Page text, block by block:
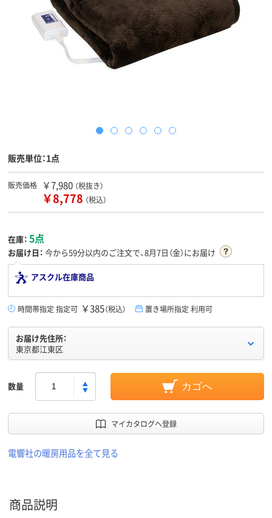
販売単位：1点
販売価格 ￥7,980 （税抜き）
￥8,778 （税込）
在庫： 5点
お届け日： 今から59分以内のご注文で、8月7日（金）にお届け
アスクル在庫商品
時間帯指定 指定可 ￥385（税込） 置き場所指定 利用可
お届け先住所：
東京都江東区
数量 カゴへ
マイカタログへ登録
電響社の暖房用品を全て見る
商品説明